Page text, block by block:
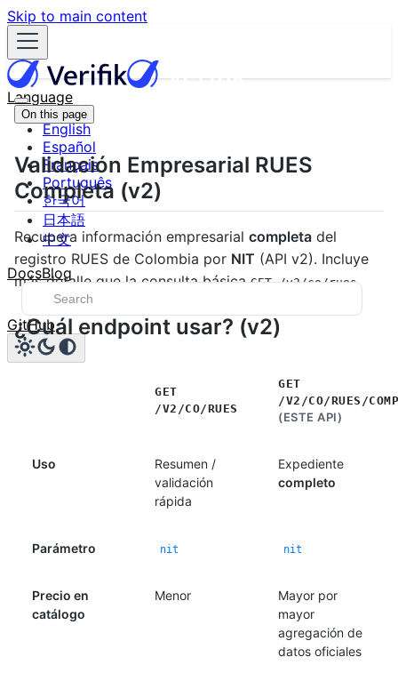
Skip to main content
Language
English
Español
Français
Português
한국어
日本語
中文
DocsBlog
GitHub
On this page
Validación Empresarial RUES
Completa (v2)
Recupera información empresarial completa del
registro RUES de Colombia por NIT (API v2). Incluye
más detalle que la consulta básicaGET /v2/co/rues.
¿Cuál endpoint usar? (v2)
GET
/V2/CO/RUES
GET
/V2/CO/RUES/
(ESTE API)
Uso
Resumen /
validación
rápida
Expediente
completo
Parámetro nit nit
Precio en
catálogo
Menor
Mayor por
mayor
agregación de
datos oficiales